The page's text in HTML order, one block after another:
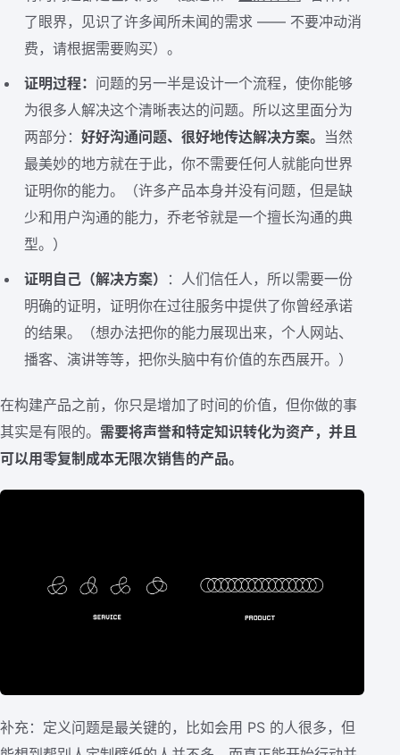
了眼界，见识了许多闻所未闻的需求 —— 不要冲动消
费，请根据需要购买）。
证明过程： 问题的另一半是设计一个流程，使你能够
为很多人解决这个清晰表达的问题。所以这里面分为
两部分：好好沟通问题、很好地传达解决方案。 当然
最美妙的地方就在于此，你不需要任何人就能向世界
证明你的能力。（许多产品本身并没有问题，但是缺
少和用户沟通的能力，乔老爷就是一个擅长沟通的典
型。）
证明自己（解决方案）
：人们信任人，所以需要一份
明确的证明，证明你在过往服务中提供了你曾经承诺
的结果。（想办法把你的能力展现出来，个人网站、
播客、演讲等等，把你头脑中有价值的东西展开。）
在构建产品之前，你只是增加了时间的价值，但你做的事
其实是有限的。 需要将声誉和特定知识转化为资产，并且
可以用零复制成本无限次销售的产品。
补充：定义问题是最关键的，比如会用 PS 的人很多，但